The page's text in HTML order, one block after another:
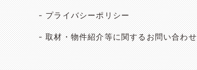
プライバシーポリシー
取材・物件紹介等に関するお問い合わせ